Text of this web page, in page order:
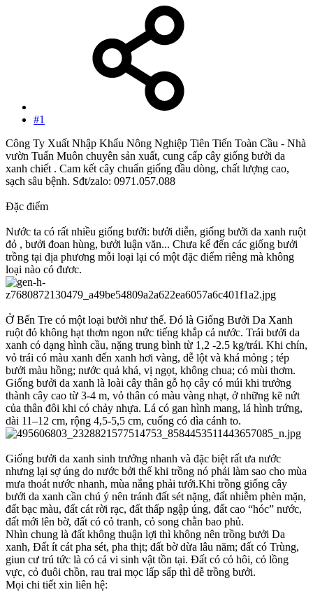
#1
Công Ty Xuất Nhập Khẩu Nông Nghiệp Tiên Tiến Toàn Cầu - Nhà
vườn Tuấn Muôn chuyên sản xuất, cung cấp cây giống bưởi da
xanh chiết . Cam kết cây chuẩn giống đầu dòng, chất lượng cao,
sạch sâu bệnh. Sđt/zalo: 0971.057.088
Đặc điểm
Nước ta có rất nhiều giống bưởi: bưởi diễn, giống bưởi da xanh ruột
đỏ , bưởi đoan hùng, bưởi luận văn... Chưa kể đến các giống bưởi
trồng tại địa phương mỗi loại lại có một đặc điểm riêng mà không
loại nào có đươc.
Ở Bến Tre có một loại bưởi như thế. Đó là Giống Bưởi Da Xanh
ruột đỏ không hạt thơm ngon nức tiếng khắp cả nước. Trái bưởi da
xanh có dạng hình cầu, nặng trung bình từ 1,2 -2.5 kg/trái. Khi chín,
vỏ trái có màu xanh đến xanh hơi vàng, dễ lột và khá mỏng ; tép
bưởi màu hồng; nước quả khá, vị ngọt, không chua; có mùi thơm.
Giống bưởi da xanh là loài cây thân gỗ họ cây có múi khi trưởng
thành cây cao từ 3-4 m, vỏ thân có màu vàng nhạt, ở những kẽ nứt
của thân đôi khi có chảy nhựa. Lá có gan hình mang, lá hình trứng,
dài 11–12 cm, rộng 4,5-5,5 cm, cuống có dìa cánh to.
Giống bưởi da xanh sinh trưởng nhanh và đặc biệt rất ưa nước
nhưng lại sợ úng do nước bởi thế khi trồng nó phải làm sao cho mùa
mưa thoát nước nhanh, mùa nắng phải tưới.Khi trồng giống cây
bưởi da xanh cần chú ý nên tránh đất sét nặng, đất nhiễm phèn mặn,
đất bạc màu, đất cát rời rạc, đất thấp ngập úng, đất cao “hóc” nước,
đất mới lên bờ, đất có cỏ tranh, cỏ song chằn bao phủ.
Nhìn chung là đất không thuận lợi thì không nên trồng bưởi Da
xanh, Đất ít cát pha sét, pha thịt; đất bờ dừa lâu năm; đất có Trùng,
giun cư trú tức là có cả vi sinh vật tồn tại. Đất có cỏ hôi, cỏ lồng
vực, cỏ đuôi chồn, rau trai mọc lấp sấp thì dễ trồng bưởi.
Mọi chi tiết xin liên hệ: